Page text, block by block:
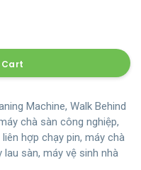
Machine, Walk Behind
chà sàn công nghiệp,
hợp chạy pin, máy chà
lau sàn, máy vệ sinh nhà